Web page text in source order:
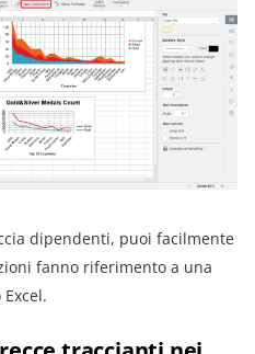
dipendenti, puoi facilmente
fanno riferimento a una